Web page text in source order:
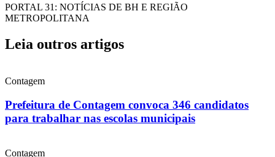
PORTAL 31: NOTÍCIAS DE BH E REGIÃO
METROPOLITANA
Leia outros artigos
Contagem
Prefeitura de Contagem convoca 346 candidatos
para trabalhar nas escolas municipais
Contagem